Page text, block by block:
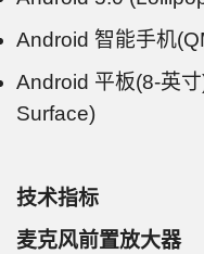
Android 智能手机
Android 平板(8-英
Surface)
技术指标
麦克风前置放大器